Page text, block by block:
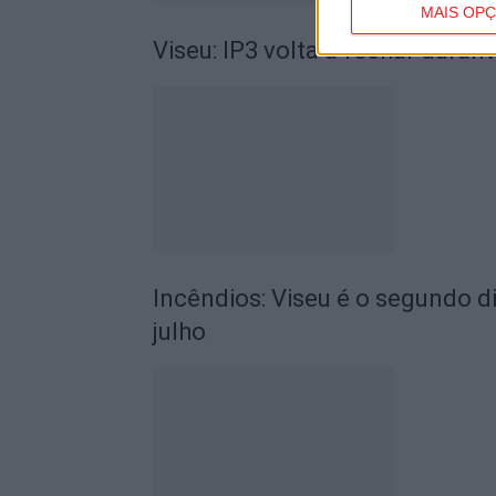
MAIS
Viseu: IP3 volta a fechar
Incêndios: Viseu é o segundo
julho